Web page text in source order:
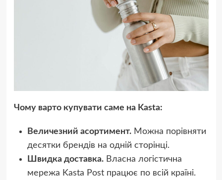
Чому варто купувати саме на Kasta:
Величезний асортимент.Можна порівняти
десятки брендів на одній сторінці.
Швидка доставка.Власна логістична
мережа Kasta Post працює по всій країні.